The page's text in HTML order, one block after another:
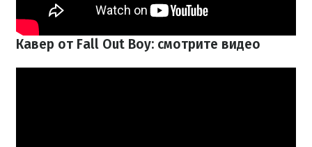
Кавер от Fall Out Boy: смотрите видео